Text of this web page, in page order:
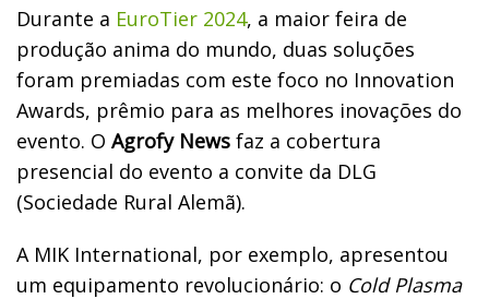
Durante a EuroTier 2024, a maior feira de
produção anima do mundo, duas soluções
foram premiadas com este foco no Innovation
Awards, prêmio para as melhores inovações do
evento. O Agrofy News faz a cobertura
presencial do evento a convite da DLG
(Sociedade Rural Alemã).
A MIK International, por exemplo, apresentou
um equipamento revolucionário: o Cold Plasma